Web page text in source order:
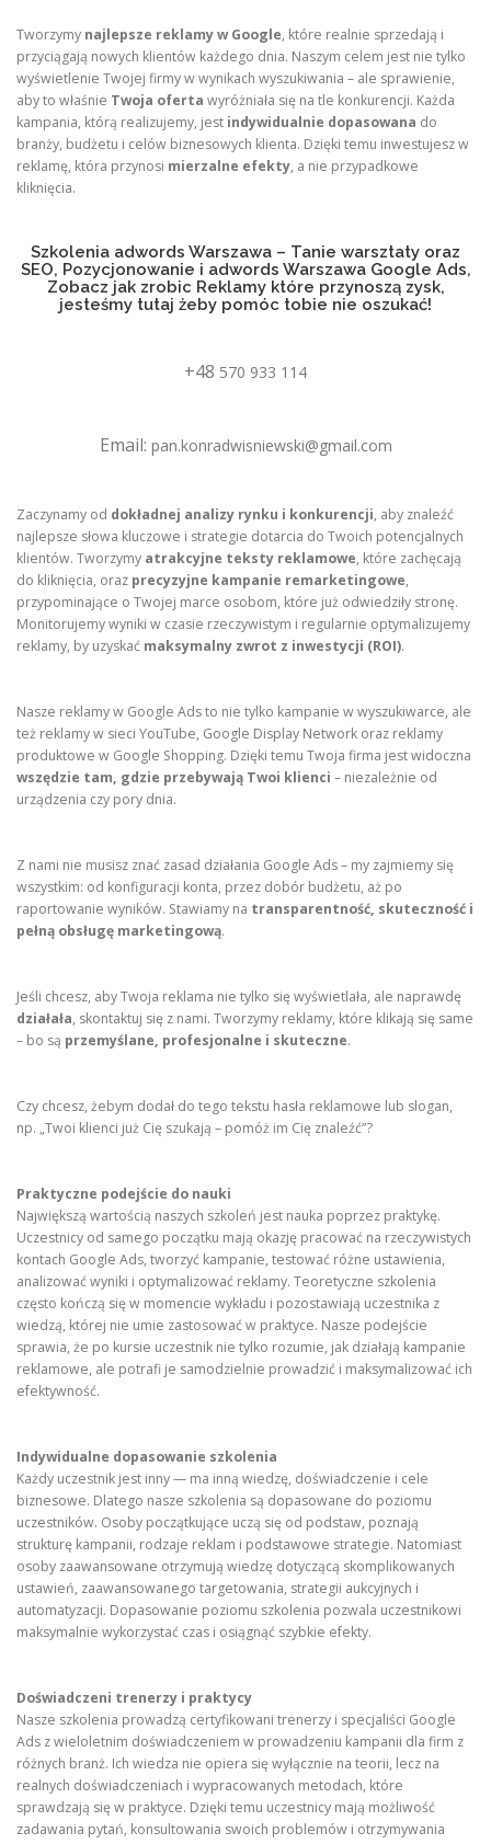
Tworzymy najlepsze reklamy w Google, które realnie sprzedają i
przyciągają nowych klientów każdego dnia. Naszym celem jest nie tylko
wyświetlenie Twojej firmy w wynikach wyszukiwania – ale sprawienie,
aby to właśnie Twoja oferta wyróżniała się na tle konkurencji. Każda
kampania, którą realizujemy, jest indywidualnie dopasowana do
branży, budżetu i celów biznesowych klienta. Dzięki temu inwestujesz w
reklamę, która przynosi mierzalne efekty, a nie przypadkowe
kliknięcia.
Szkolenia adwords Warszawa – Tanie warsztaty oraz
SEO, Pozycjonowanie i adwords Warszawa Google Ads,
Zobacz jak zrobic Reklamy które przynoszą zysk,
jesteśmy tutaj żeby pomóc tobie nie oszukać!
+48 570 933 114
Email: pan.konradwisniewski@gmail.com
Zaczynamy od dokładnej analizy rynku i konkurencji, aby znaleźć
najlepsze słowa kluczowe i strategie dotarcia do Twoich potencjalnych
klientów. Tworzymy atrakcyjne teksty reklamowe, które zachęcają
do kliknięcia, oraz precyzyjne kampanie remarketingowe,
przypominające o Twojej marce osobom, które już odwiedziły stronę.
Monitorujemy wyniki w czasie rzeczywistym i regularnie optymalizujemy
reklamy, by uzyskać maksymalny zwrot z inwestycji (ROI).
Nasze reklamy w Google Ads to nie tylko kampanie w wyszukiwarce, ale
też reklamy w sieci YouTube, Google Display Network oraz reklamy
produktowe w Google Shopping. Dzięki temu Twoja firma jest widoczna
wszędzie tam, gdzie przebywają Twoi klienci – niezależnie od
urządzenia czy pory dnia.
Z nami nie musisz znać zasad działania Google Ads – my zajmiemy się
wszystkim: od konfiguracji konta, przez dobór budżetu, aż po
raportowanie wyników. Stawiamy na transparentność, skuteczność i
pełną obsługę marketingową.
Jeśli chcesz, aby Twoja reklama nie tylko się wyświetlała, ale naprawdę
działała, skontaktuj się z nami. Tworzymy reklamy, które klikają się same
– bo są przemyślane, profesjonalne i skuteczne.
Czy chcesz, żebym dodał do tego tekstu hasła reklamowe lub slogan,
np. „Twoi klienci już Cię szukają – pomóż im Cię znaleźć”?
Praktyczne podejście do nauki
Największą wartością naszych szkoleń jest nauka poprzez praktykę.
Uczestnicy od samego początku mają okazję pracować na rzeczywistych
kontach Google Ads, tworzyć kampanie, testować różne ustawienia,
analizować wyniki i optymalizować reklamy. Teoretyczne szkolenia
często kończą się w momencie wykładu i pozostawiają uczestnika z
wiedzą, której nie umie zastosować w praktyce. Nasze podejście
sprawia, że po kursie uczestnik nie tylko rozumie, jak działają kampanie
reklamowe, ale potrafi je samodzielnie prowadzić i maksymalizować ich
efektywność.
Indywidualne dopasowanie szkolenia
Każdy uczestnik jest inny — ma inną wiedzę, doświadczenie i cele
biznesowe. Dlatego nasze szkolenia są dopasowane do poziomu
uczestników. Osoby początkujące uczą się od podstaw, poznają
strukturę kampanii, rodzaje reklam i podstawowe strategie. Natomiast
osoby zaawansowane otrzymują wiedzę dotyczącą skomplikowanych
ustawień, zaawansowanego targetowania, strategii aukcyjnych i
automatyzacji. Dopasowanie poziomu szkolenia pozwala uczestnikowi
maksymalnie wykorzystać czas i osiągnąć szybkie efekty.
Doświadczeni trenerzy i praktycy
Nasze szkolenia prowadzą certyfikowani trenerzy i specjaliści Google
Ads z wieloletnim doświadczeniem w prowadzeniu kampanii dla firm z
różnych branż. Ich wiedza nie opiera się wyłącznie na teorii, lecz na
realnych doświadczeniach i wypracowanych metodach, które
sprawdzają się w praktyce. Dzięki temu uczestnicy mają możliwość
zadawania pytań, konsultowania swoich problemów i otrzymywania